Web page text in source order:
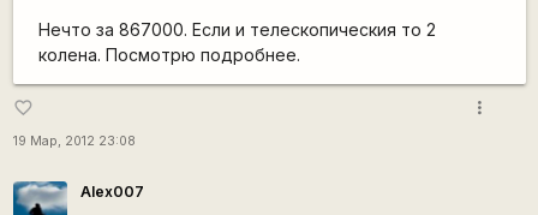
Нечто за 867000. Если и телескопическия то 2
колена. Посмотрю подробнее.
favorite_border
19 Мар, 2012 23:08
more_vert
Alex007